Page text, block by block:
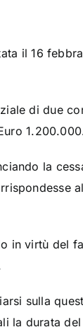
il 16
di due
la
in virtù del
sulla
la durata